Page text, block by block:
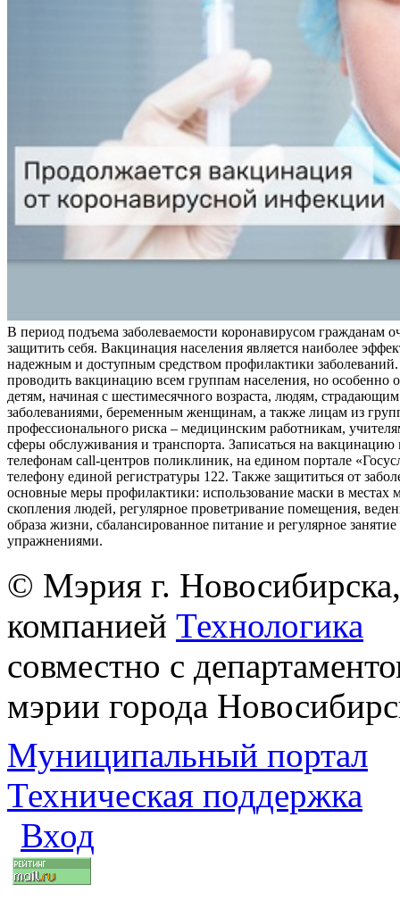
В период подъема заболеваемости коронавирусом гражданам
защитить себя. Вакцинация населения является наиболее
надежным и доступным средством профилактики заболеваний.
проводить вакцинацию всем группам населения, но особенно
детям, начиная с шестимесячного возраста, людям,
заболеваниями, беременным женщинам, а также лицам из
профессионального риска – медицинским работникам,
сферы обслуживания и транспорта. Записаться на
телефонам call-центров поликлиник, на едином портале
телефону единой регистратуры 122. Также защититься от
основные меры профилактики: использование маски в местах
скопления людей, регулярное проветривание помещения,
образа жизни, сбалансированное питание и регулярное
упражнениями.
© Мэрия г.
компанией Технологика
совместно с
мэрии города
Муниципальный портал
Техническая поддержка
Вход